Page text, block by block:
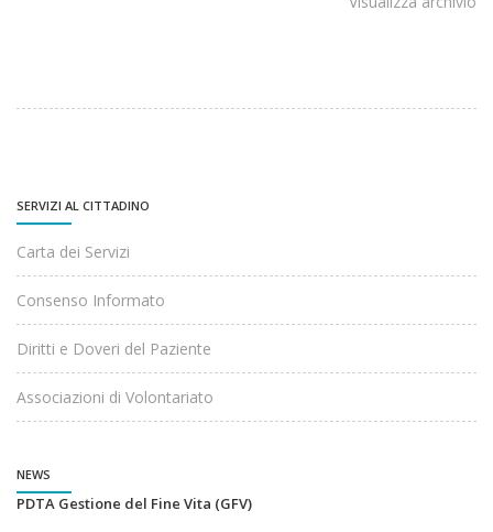
SERVIZI AL CITTADINO
Carta dei Servizi
Consenso Informato
Diritti e Doveri del Paziente
Associazioni di Volontariato
NEWS
PDTA Gestione del Fine Vita (GFV)